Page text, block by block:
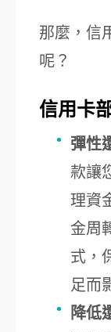
那麼，信
呢？
信用卡
彈性
款讓
理資
金周
式，
足而
降低